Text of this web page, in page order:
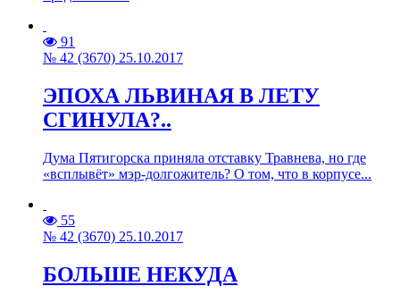
91
№ 42 (3670) 25.10.2017
ЭПОХА ЛЬВИНАЯ В ЛЕТУ
СГИНУЛА?..
Дума Пятигорска приняла отставку Травнева, но где
«всплывёт» мэр-долгожитель? О том, что в корпусе...
55
№ 42 (3670) 25.10.2017
БОЛЬШЕ НЕКУДА